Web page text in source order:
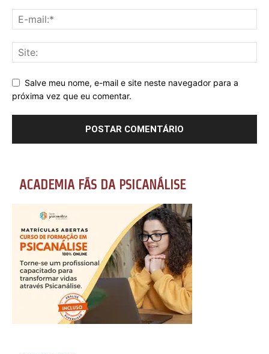
Salve meu nome, e-mail e site neste navegador para a
próxima vez que eu comentar.
ACADEMIA FÃS DA PSICANÁLISE